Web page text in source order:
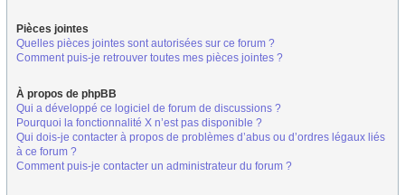
Pièces jointes
Quelles pièces jointes sont autorisées sur ce forum ?
Comment puis-je retrouver toutes mes pièces jointes ?
À propos de phpBB
Qui a développé ce logiciel de forum de discussions ?
Pourquoi la fonctionnalité X n’est pas disponible ?
Qui dois-je contacter à propos de problèmes d’abus ou d’ordres légaux liés
à ce forum ?
Comment puis-je contacter un administrateur du forum ?